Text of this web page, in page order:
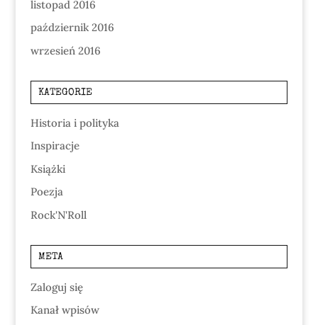
listopad 2016
październik 2016
wrzesień 2016
KATEGORIE
Historia i polityka
Inspiracje
Książki
Poezja
Rock'N'Roll
META
Zaloguj się
Kanał wpisów